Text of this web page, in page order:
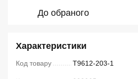
До обраного
Характеристики
Код товару T9612-203-1